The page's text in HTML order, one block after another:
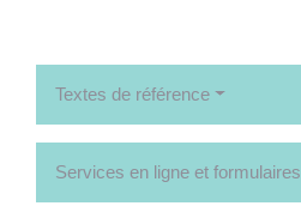
Textes de référence
Services en ligne et formulaires